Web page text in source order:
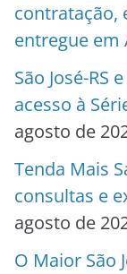
contratação,
entregue em
São José-RS
acesso à
agosto de
Tenda Mais
consultas e
agosto de
O Maior São